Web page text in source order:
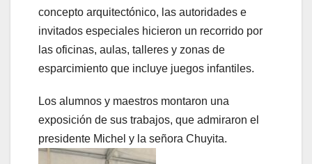
concepto arquitectónico, las autoridades e
invitados especiales hicieron un recorrido por
las oficinas, aulas, talleres y zonas de
esparcimiento que incluye juegos infantiles.
Los alumnos y maestros montaron una
exposición de sus trabajos, que admiraron el
presidente Michel y la señora Chuyita.